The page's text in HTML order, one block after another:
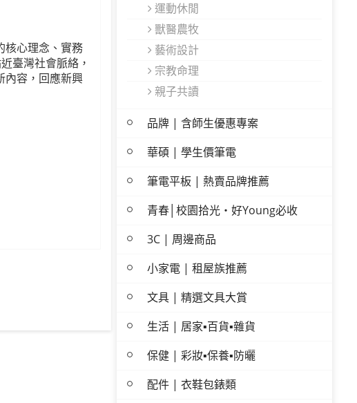
運動休閒
獸醫農牧
藝術設計
宗教命理
親子共讀
品牌 | 含師生優惠專案
華碩 | 學生價筆電
筆電平板 | 熱賣品牌推薦
青春│校園拾光・好Young必收
3C | 周邊商品
小家電 | 租屋族推薦
文具 | 精選文具大賞
生活 | 居家▪百貨▪雜貨
保健 | 彩妝▪保養▪防曬
配件 | 衣鞋包錶類
核心理念、實務
臺灣社會脈絡，
內容，回應新興